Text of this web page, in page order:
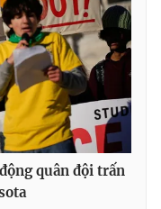
quân đội trấn